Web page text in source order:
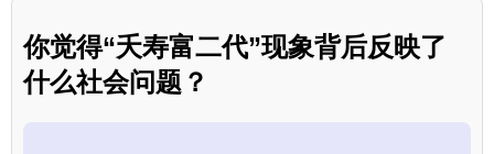
你觉得“夭寿富二代”现象背后反映了
什么社会问题？